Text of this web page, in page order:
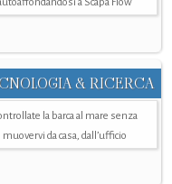
& RICERCA
la barca al mare senza
muovervi da casa, dall’ufficio